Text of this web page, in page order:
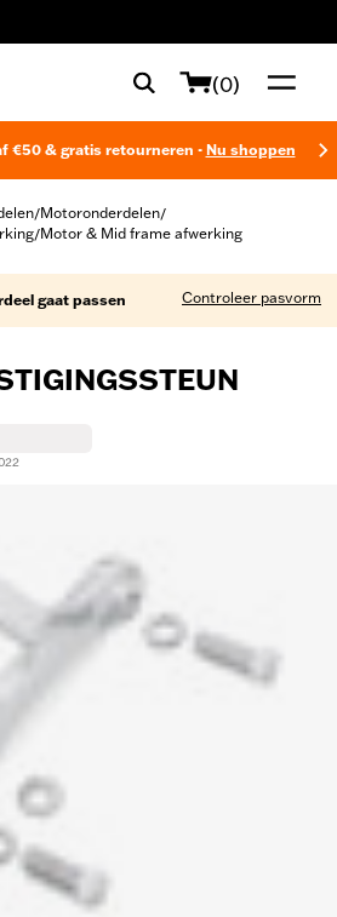
(0)
€50 & gratis retourneren - Nu shoppen
/Motoronderdelen/
/Motor & Mid frame afwerking
gaat passen Controleer pasvorm